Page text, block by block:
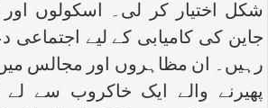
شکل اختیار کر لی۔ اسکولوں
جاین کی کامیابی کے لیے اجتماعی
رہیں۔ ان مظاہروں اور مجالس
پھیرنے والے ایک خاکروب سے